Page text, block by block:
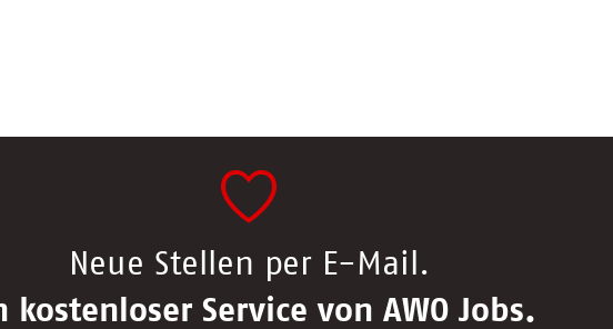
Neue Stellen per E-Mail.
kostenloser Service von AWO Jobs.